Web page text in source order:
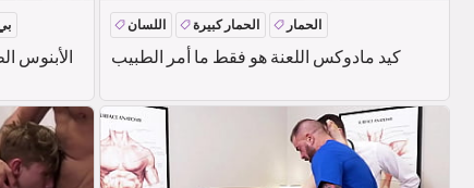
الأبنوس كيد مادوكس اللعنة هو فقط ما أمر الطبيب
اللسان الحمار كبيرة الحمار